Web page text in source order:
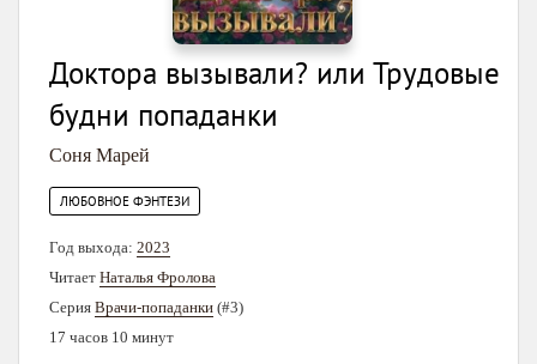
Доктора вызывали? или Трудовые
будни попаданки
Соня Марей
ЛЮБОВНОЕ ФЭНТЕЗИ
Год выхода: 2023
Читает Наталья Фролова
Серия Врачи-попаданки (#3)
17 часов 10 минут